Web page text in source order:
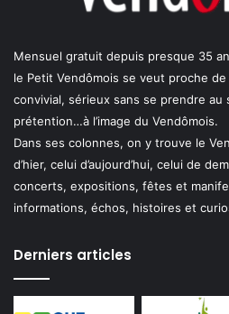
Mensuel gratuit depuis presque 35
le Petit Vendômois se veut proche
convivial, sérieux sans se prendre au
prétention…à l’image du Vendômois.
Dans ses colonnes, on y trouve le
d’hier, celui d’aujourd’hui, celui de
concerts, expositions, fêtes et
informations, échos, histoires et
Derniers articles